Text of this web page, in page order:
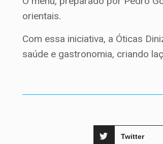
orientais.
Com essa iniciativa, a Óticas
saúde e gastronomia, criando
Twitter